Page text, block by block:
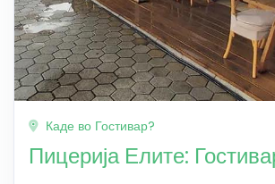
Каде во Гостивар?
Пицерија Елите: